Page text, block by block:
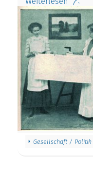
Gesellschaft / Politik